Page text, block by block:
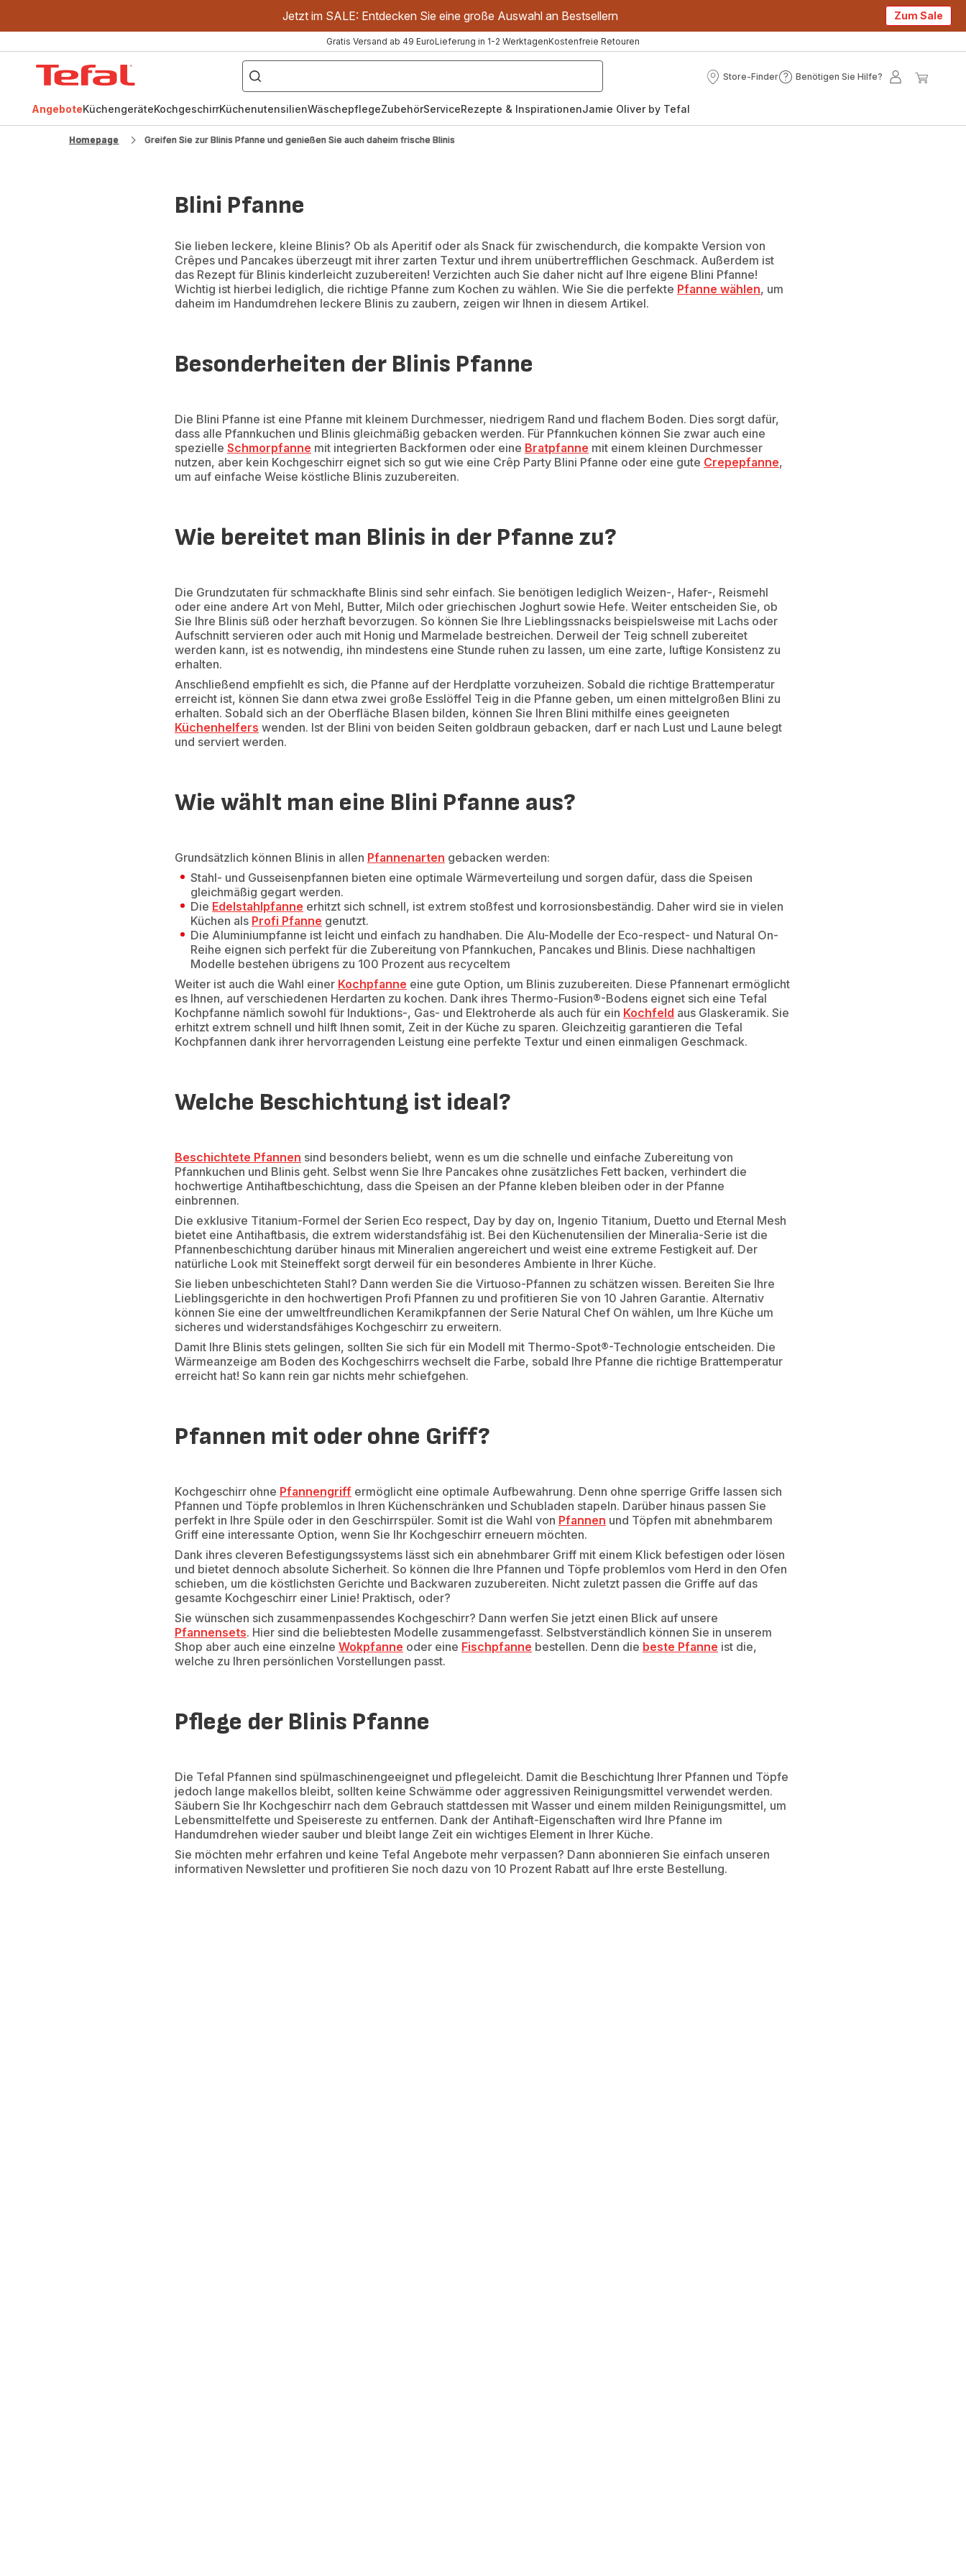
Jetzt im SALE: Entdecken Sie eine große Auswahl an Bestsellern Zum Sale
Gratis Versand ab 49 EuroLieferung in 1-2 WerktagenKostenfreie Retouren
["OptiGrill","Easy
Fry","Pfanne"]
Store-Finder
Store-
Benötigen Sie Hilfe?
Benötigen
Mein
AngeboteKüchengeräteKochgeschirrKüchenutensilienWäschepflegeZubehörServiceRezepte & InspirationenJamie Oliver by Tefal
Homepage Greifen Sie zur Blinis Pfanne und genießen Sie auch daheim frische Blinis
Blini Pfanne
Sie lieben leckere, kleine Blinis? Ob als Aperitif oder als Snack für zwischendurch, die kompakte Version von
Crêpes und Pancakes überzeugt mit ihrer zarten Textur und ihrem unübertrefflichen Geschmack. Außerdem ist
das Rezept für Blinis kinderleicht zuzubereiten! Verzichten auch Sie daher nicht auf Ihre eigene Blini Pfanne!
Wichtig ist hierbei lediglich, die richtige Pfanne zum Kochen zu wählen. Wie Sie die perfekte Pfanne wählen, um
daheim im Handumdrehen leckere Blinis zu zaubern, zeigen wir Ihnen in diesem Artikel.
Besonderheiten der Blinis Pfanne
Die Blini Pfanne ist eine Pfanne mit kleinem Durchmesser, niedrigem Rand und flachem Boden. Dies sorgt dafür,
dass alle Pfannkuchen und Blinis gleichmäßig gebacken werden. Für Pfannkuchen können Sie zwar auch eine
spezielle Schmorpfanne mit integrierten Backformen oder eine Bratpfanne mit einem kleinen Durchmesser
nutzen, aber kein Kochgeschirr eignet sich so gut wie eine Crêp Party Blini Pfanne oder eine gute Crepepfanne,
um auf einfache Weise köstliche Blinis zuzubereiten.
Wie bereitet man Blinis in der Pfanne zu?
Die Grundzutaten für schmackhafte Blinis sind sehr einfach. Sie benötigen lediglich Weizen-, Hafer-, Reismehl
oder eine andere Art von Mehl, Butter, Milch oder griechischen Joghurt sowie Hefe. Weiter entscheiden Sie, ob
Sie Ihre Blinis süß oder herzhaft bevorzugen. So können Sie Ihre Lieblingssnacks beispielsweise mit Lachs oder
Aufschnitt servieren oder auch mit Honig und Marmelade bestreichen. Derweil der Teig schnell zubereitet
werden kann, ist es notwendig, ihn mindestens eine Stunde ruhen zu lassen, um eine zarte, luftige Konsistenz zu
erhalten.
Anschließend empfiehlt es sich, die Pfanne auf der Herdplatte vorzuheizen. Sobald die richtige Brattemperatur
erreicht ist, können Sie dann etwa zwei große Esslöffel Teig in die Pfanne geben, um einen mittelgroßen Blini zu
erhalten. Sobald sich an der Oberfläche Blasen bilden, können Sie Ihren Blini mithilfe eines geeigneten
Küchenhelfers wenden. Ist der Blini von beiden Seiten goldbraun gebacken, darf er nach Lust und Laune belegt
und serviert werden.
Wie wählt man eine Blini Pfanne aus?
Grundsätzlich können Blinis in allen Pfannenarten gebacken werden:
Stahl- und Gusseisenpfannen bieten eine optimale Wärmeverteilung und sorgen dafür, dass die Speisen
gleichmäßig gegart werden.
Die Edelstahlpfanne erhitzt sich schnell, ist extrem stoßfest und korrosionsbeständig. Daher wird sie in vielen
Küchen als Profi Pfanne genutzt.
Die Aluminiumpfanne ist leicht und einfach zu handhaben. Die Alu-Modelle der Eco-respect- und Natural On-
Reihe eignen sich perfekt für die Zubereitung von Pfannkuchen, Pancakes und Blinis. Diese nachhaltigen
Modelle bestehen übrigens zu 100 Prozent aus recyceltem
Weiter ist auch die Wahl einer Kochpfanne eine gute Option, um Blinis zuzubereiten. Diese Pfannenart ermöglicht
es Ihnen, auf verschiedenen Herdarten zu kochen. Dank ihres Thermo-Fusion®-Bodens eignet sich eine Tefal
Kochpfanne nämlich sowohl für Induktions-, Gas- und Elektroherde als auch für ein Kochfeld aus Glaskeramik. Sie
erhitzt extrem schnell und hilft Ihnen somit, Zeit in der Küche zu sparen. Gleichzeitig garantieren die Tefal
Kochpfannen dank ihrer hervorragenden Leistung eine perfekte Textur und einen einmaligen Geschmack.
Welche Beschichtung ist ideal?
Beschichtete Pfannen sind besonders beliebt, wenn es um die schnelle und einfache Zubereitung von
Pfannkuchen und Blinis geht. Selbst wenn Sie Ihre Pancakes ohne zusätzliches Fett backen, verhindert die
hochwertige Antihaftbeschichtung, dass die Speisen an der Pfanne kleben bleiben oder in der Pfanne
einbrennen.
Die exklusive Titanium-Formel der Serien Eco respect, Day by day on, Ingenio Titanium, Duetto und Eternal Mesh
bietet eine Antihaftbasis, die extrem widerstandsfähig ist. Bei den Küchenutensilien der Mineralia-Serie ist die
Pfannenbeschichtung darüber hinaus mit Mineralien angereichert und weist eine extreme Festigkeit auf. Der
natürliche Look mit Steineffekt sorgt derweil für ein besonderes Ambiente in Ihrer Küche.
Sie lieben unbeschichteten Stahl? Dann werden Sie die Virtuoso-Pfannen zu schätzen wissen. Bereiten Sie Ihre
Lieblingsgerichte in den hochwertigen Profi Pfannen zu und profitieren Sie von 10 Jahren Garantie. Alternativ
können Sie eine der umweltfreundlichen Keramikpfannen der Serie Natural Chef On wählen, um Ihre Küche um
sicheres und widerstandsfähiges Kochgeschirr zu erweitern.
Damit Ihre Blinis stets gelingen, sollten Sie sich für ein Modell mit Thermo-Spot®-Technologie entscheiden. Die
Wärmeanzeige am Boden des Kochgeschirrs wechselt die Farbe, sobald Ihre Pfanne die richtige Brattemperatur
erreicht hat! So kann rein gar nichts mehr schiefgehen.
Pfannen mit oder ohne Griff?
Kochgeschirr ohne Pfannengriff ermöglicht eine optimale Aufbewahrung. Denn ohne sperrige Griffe lassen sich
Pfannen und Töpfe problemlos in Ihren Küchenschränken und Schubladen stapeln. Darüber hinaus passen Sie
perfekt in Ihre Spüle oder in den Geschirrspüler. Somit ist die Wahl von Pfannen und Töpfen mit abnehmbarem
Griff eine interessante Option, wenn Sie Ihr Kochgeschirr erneuern möchten.
Dank ihres cleveren Befestigungssystems lässt sich ein abnehmbarer Griff mit einem Klick befestigen oder lösen
und bietet dennoch absolute Sicherheit. So können die Ihre Pfannen und Töpfe problemlos vom Herd in den Ofen
schieben, um die köstlichsten Gerichte und Backwaren zuzubereiten. Nicht zuletzt passen die Griffe auf das
gesamte Kochgeschirr einer Linie! Praktisch, oder?
Sie wünschen sich zusammenpassendes Kochgeschirr? Dann werfen Sie jetzt einen Blick auf unsere
Pfannensets. Hier sind die beliebtesten Modelle zusammengefasst. Selbstverständlich können Sie in unserem
Shop aber auch eine einzelne Wokpfanne oder eine Fischpfanne bestellen. Denn die beste Pfanne ist die,
welche zu Ihren persönlichen Vorstellungen passt.
Pflege der Blinis Pfanne
Die Tefal Pfannen sind spülmaschinengeeignet und pflegeleicht. Damit die Beschichtung Ihrer Pfannen und Töpfe
jedoch lange makellos bleibt, sollten keine Schwämme oder aggressiven Reinigungsmittel verwendet werden.
Säubern Sie Ihr Kochgeschirr nach dem Gebrauch stattdessen mit Wasser und einem milden Reinigungsmittel, um
Lebensmittelfette und Speisereste zu entfernen. Dank der Antihaft-Eigenschaften wird Ihre Pfanne im
Handumdrehen wieder sauber und bleibt lange Zeit ein wichtiges Element in Ihrer Küche.
Sie möchten mehr erfahren und keine Tefal Angebote mehr verpassen? Dann abonnieren Sie einfach unseren
informativen Newsletter und profitieren Sie noch dazu von 10 Prozent Rabatt auf Ihre erste Bestellung.